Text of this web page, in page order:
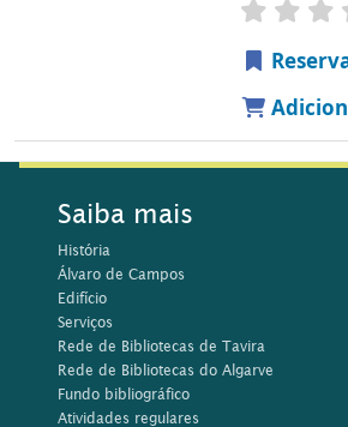
Saiba mais
História
Álvaro de Campos
Edifício
Serviços
Rede de Bibliotecas de Tavira
Rede de Bibliotecas do Algarve
Fundo bibliográfico
Atividades regulares